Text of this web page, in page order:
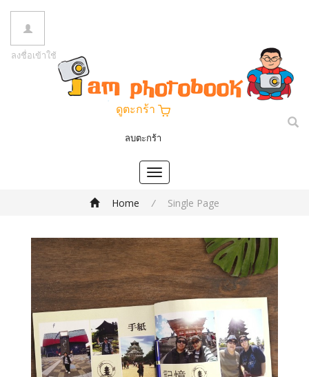
ลงชื่อเข้าใช้
ดูตะกร้า
ลบตะกร้า
Toggle
Home / Single Page